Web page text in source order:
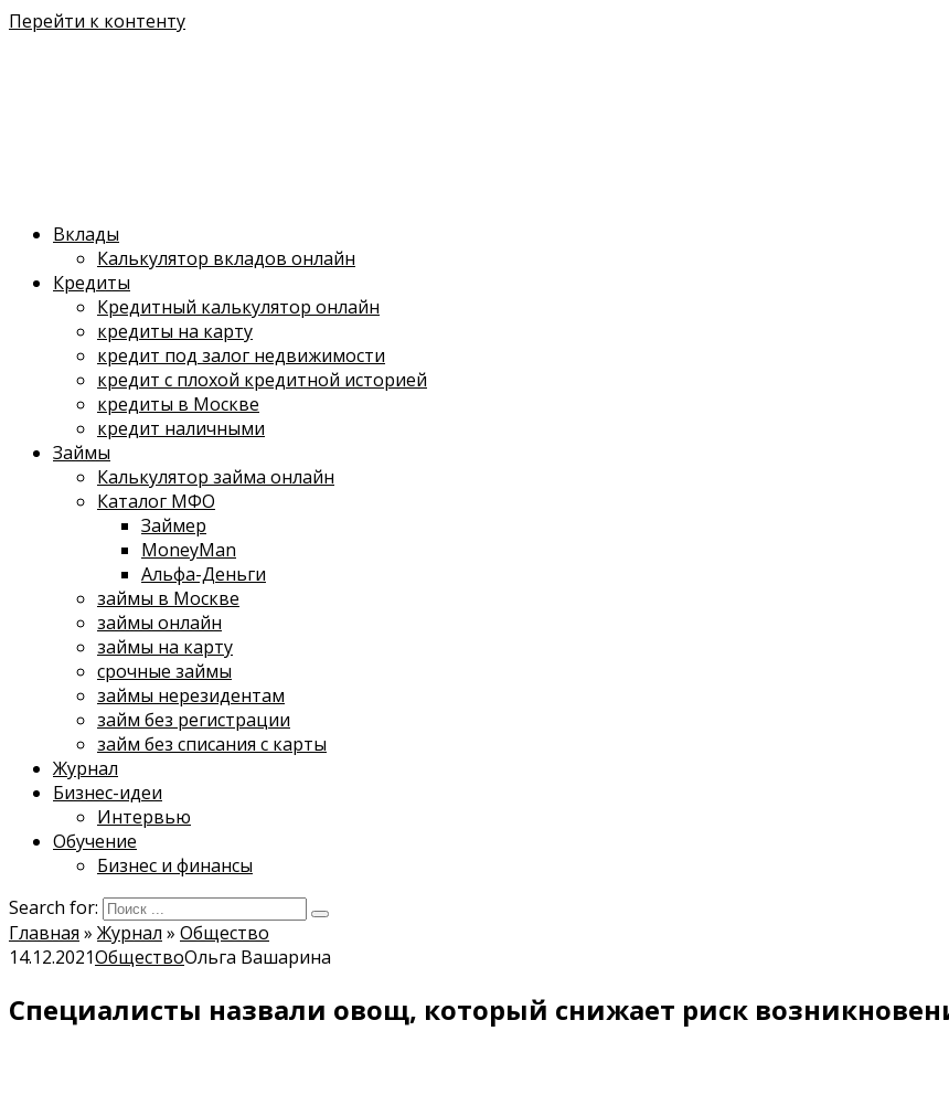
Перейти к контенту
Вклады
Калькулятор вкладов онлайн
Кредиты
Кредитный калькулятор онлайн
кредиты на карту
кредит под залог недвижимости
кредит с плохой кредитной историей
кредиты в Москве
кредит наличными
Займы
Калькулятор займа онлайн
Каталог МФО
Займер
MoneyMan
Альфа-Деньги
займы в Москве
займы онлайн
займы на карту
срочные займы
займы нерезидентам
займ без регистрации
займ без списания с карты
Журнал
Бизнес-идеи
Интервью
Обучение
Бизнес и финансы
Search for:
Главная » Журнал » Общество
14.12.2021ОбществоОльга Вашарина
Специалисты назвали овощ, который снижает риск